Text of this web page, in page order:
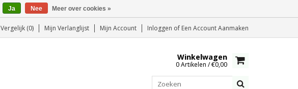
Vergelijk (0) Mijn Verlanglijst Mijn Account Inloggen of Een Account Aanmaken
Winkelwagen
0 Artikelen / €0,00
Ja Nee Meer over cookies »